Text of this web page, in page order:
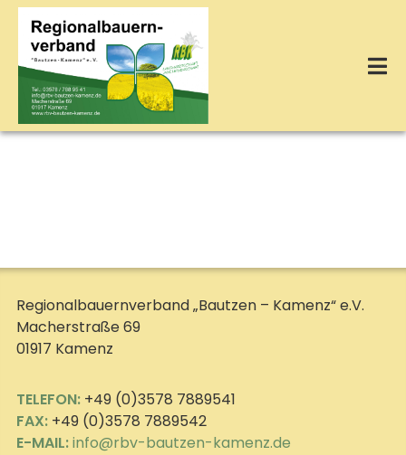
Zum
Inhalt
springen
Leistungen
Termine
Regionalbauernverband „Bautzen – Kamenz“ e.V.
Macherstraße 69
01917 Kamenz
TELEFON:+49 (0)3578 7889541
FAX:+49 (0)3578 7889542
E-MAIL:info@rbv-bautzen-kamenz.de